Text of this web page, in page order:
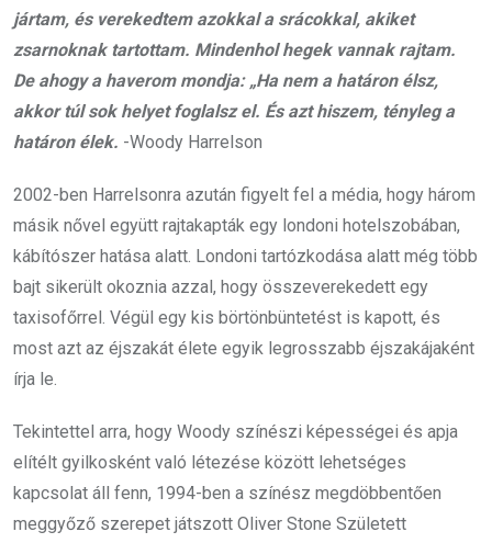
jártam, és verekedtem azokkal a srácokkal, akiket
zsarnoknak tartottam. Mindenhol hegek vannak rajtam.
De ahogy a haverom mondja: „Ha nem a határon élsz,
akkor túl sok helyet foglalsz el. És azt hiszem, tényleg a
határon élek. -Woody Harrelson
2002-ben Harrelsonra azután figyelt fel a média, hogy három
másik nővel együtt rajtakapták egy londoni hotelszobában,
kábítószer hatása alatt. Londoni tartózkodása alatt még több
bajt sikerült okoznia azzal, hogy összeverekedett egy
taxisofőrrel. Végül egy kis börtönbüntetést is kapott, és
most azt az éjszakát élete egyik legrosszabb éjszakájaként
írja le.
Tekintettel arra, hogy Woody színészi képességei és apja
elítélt gyilkosként való létezése között lehetséges
kapcsolat áll fenn, 1994-ben a színész megdöbbentően
meggyőző szerepet játszott Oliver Stone Született